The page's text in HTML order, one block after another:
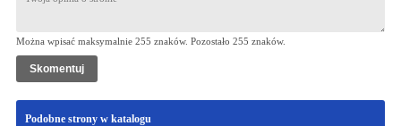
Można wpisać maksymalnie 255 znaków. Pozostało 255 znaków.
Podobne strony w katalogu